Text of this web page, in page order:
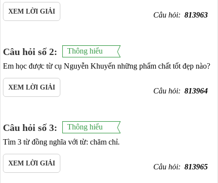
XEM LỜI GIẢI Câu hỏi: 813963
Câu hỏi số 2:
Thông hiểu
Em học được từ cụ Nguyễn Khuyến những phẩm chất tốt đẹp nào?
XEM LỜI GIẢI Câu hỏi: 813964
Câu hỏi số 3:
Thông hiểu
Tìm 3 từ đồng nghĩa với từ: chăm chỉ.
XEM LỜI GIẢI Câu hỏi: 813965